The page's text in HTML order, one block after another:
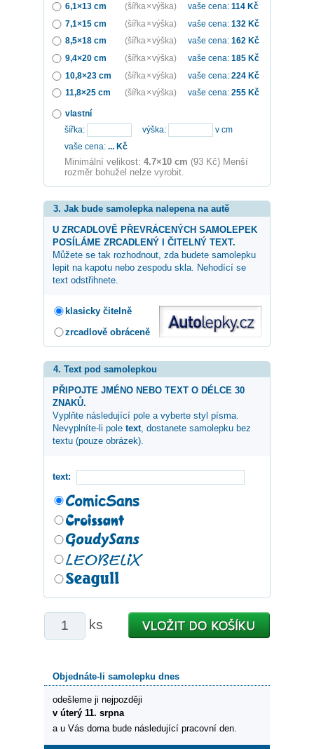
6,1×13 cm
(šířka × výška) vaše cena: 114 Kč
7,1×15 cm
(šířka × výška) vaše cena: 132 Kč
8,5×18 cm
(šířka × výška) vaše cena: 162 Kč
9,4×20 cm
(šířka × výška) vaše cena: 185 Kč
10,8×23 cm
(šířka × výška) vaše cena: 224 Kč
11,8×25 cm
(šířka × výška) vaše cena: 255 Kč
vlastní
šířka:
výška:
v cm
vaše cena: ... Kč
Minimální velikost: 4.7×10 cm (93 Kč) Menší
rozměr bohužel nelze vyrobit.
3. Jak bude samolepka nalepena na autě
U ZRCADLOVĚ PŘEVRÁCENÝCH SAMOLEPEK
POSÍLÁME ZRCADLENÝ I ČITELNÝ TEXT.
Můžete se tak rozhodnout, zda budete samolepku
lepit na kapotu nebo zespodu skla. Nehodící se
text odstřihnete.
klasicky čitelně
zrcadlově obráceně
4. Text pod samolepkou
PŘIPOJTE JMÉNO NEBO TEXT O DÉLCE 30
ZNAKŮ.
Vyplňte následující pole a vyberte styl písma.
Nevyplníte-li pole text, dostanete samolepku bez
textu (pouze obrázek).
text:
ks
Objednáte-li samolepku dnes
odešleme ji nejpozději
v úterý 11. srpna
a u Vás doma bude následující pracovní den.